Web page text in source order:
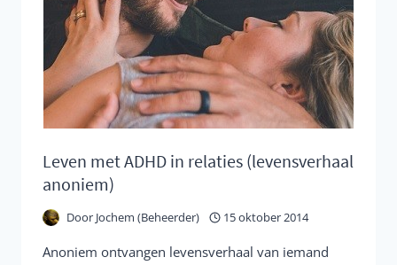
Leven met ADHD in relaties (levensverhaal
anoniem)
Door Jochem (Beheerder) 15 oktober 2014
Anoniem ontvangen levensverhaal van iemand